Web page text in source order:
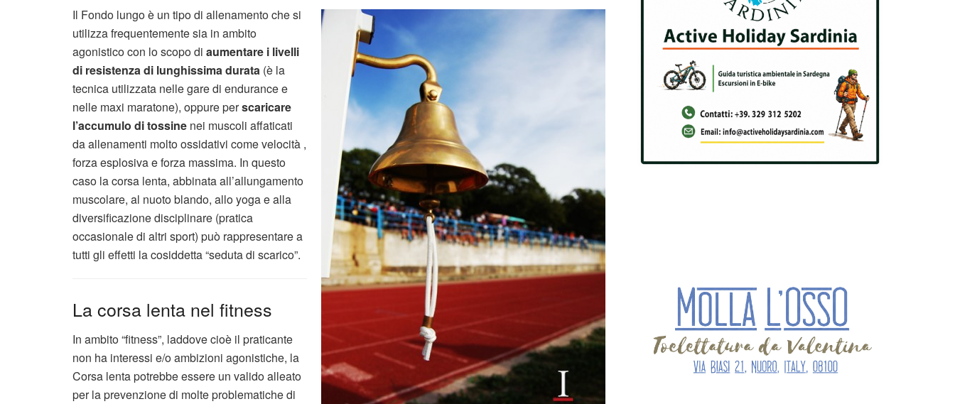
Il Fondo lungo è un tipo di allenamento che si
utilizza frequentemente sia in ambito
agonistico con lo scopo di aumentare i livelli
di resistenza di lunghissima durata (è la
tecnica utilizzata nelle gare di endurance e
nelle maxi maratone), oppure perscaricare
l’accumulo di tossine nei muscoli affaticati
da allenamenti molto ossidativi come velocità ,
forza esplosiva e forza massima. In questo
caso la corsa lenta, abbinata all’allungamento
muscolare, al nuoto blando, allo yoga e alla
diversificazione disciplinare (pratica
occasionale di altri sport) può rappresentare a
tutti gli effetti la cosiddetta “seduta di scarico”.
La corsa lenta nel fitness
In ambito “fitness”, laddove cioè il praticante
non ha interessi e/o ambizioni agonistiche, la
Corsa lenta potrebbe essere un valido alleato
per la prevenzione di molte problematiche di